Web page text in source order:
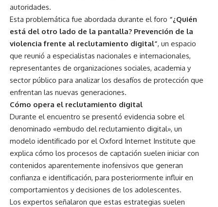
autoridades.
Esta problemática fue abordada durante el foro “¿Quién
está del otro lado de la pantalla? Prevención de la
violencia frente al reclutamiento digital”, un espacio
que reunió a especialistas nacionales e internacionales,
representantes de organizaciones sociales, academia y
sector público para analizar los desafíos de protección que
enfrentan las nuevas generaciones.
Cómo opera el reclutamiento digital
Durante el encuentro se presentó evidencia sobre el
denominado «embudo del reclutamiento digital», un
modelo identificado por el Oxford Internet Institute que
explica cómo los procesos de captación suelen iniciar con
contenidos aparentemente inofensivos que generan
confianza e identificación, para posteriormente influir en
comportamientos y decisiones de los adolescentes.
Los expertos señalaron que estas estrategias suelen